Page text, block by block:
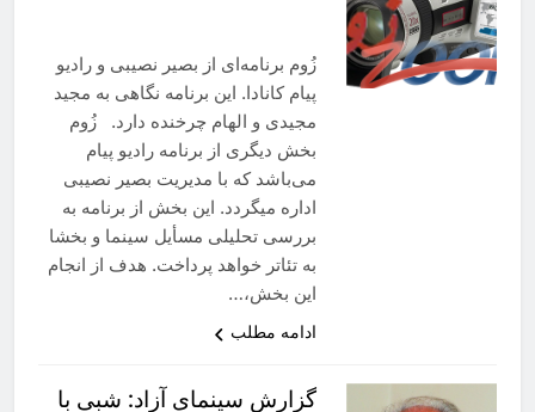
زُوم برنامه‌ای از بصیر نصیبی و رادیو
پیام کانادا. این برنامه نگاهی‌ به مجید
مجیدی و الهام چرخنده دارد. زُوم
بخش دیگری از برنامه رادیو پیام
می‌باشد که با مدیریت بصیر نصیبی
اداره میگردد. این بخش از برنامه به
بررسی تحلیلی مسأیل سینما و بخشا
به تئاتر خواهد پرداخت. هدف از انجام
این بخش،…
ادامه مطلب
گزارش سینمای آزاد: شبی با